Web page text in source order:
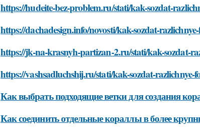
https://hudeite-bez-problem.ru/stati/kak-sozdat-
https://dachadesign.info/novosti/kak-sozdat-
https://jk-na-krasnyh-partizan-2.ru/stati/kak-sozdat-
https://vashsadluchshij.ru/stati/kak-sozdat-
Как выбрать подходящие ветки для создания
Как соединить отдельные кораллы в более